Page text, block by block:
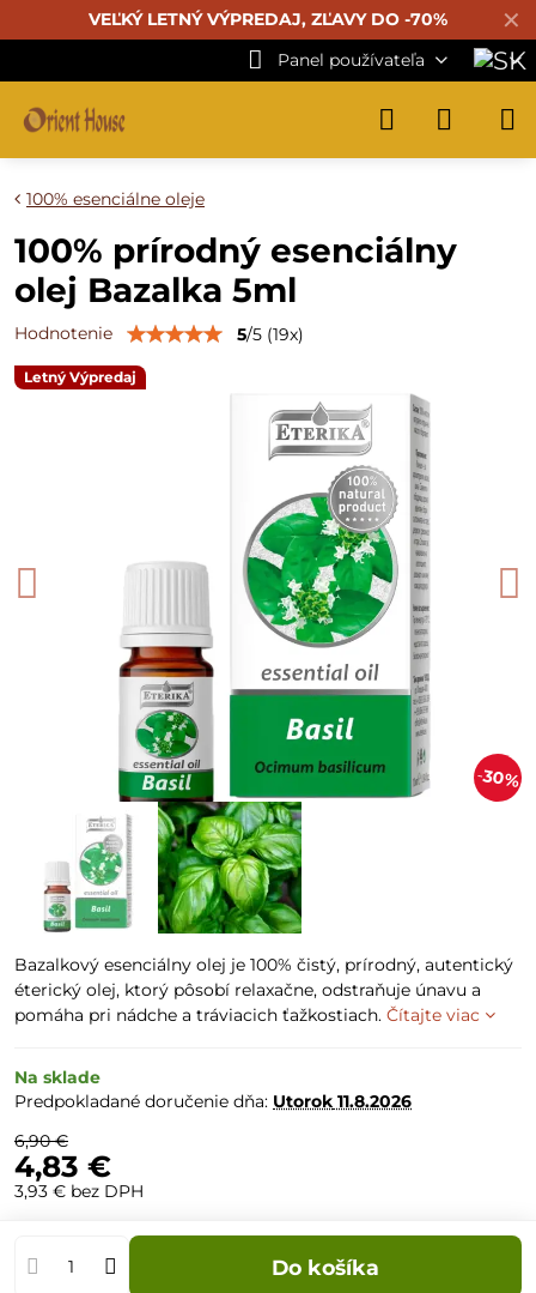
✕
VEĽKÝ LETNÝ VÝPREDAJ, ZĽAVY DO -70%
Panel používateľa
Letný Výpredaj
30%
100% esenciálne oleje
100% prírodný esenciálny
olej Bazalka 5ml
Hodnotenie 5/5 (19x)
Bazalkový esenciálny olej je 100% čistý, prírodný, autentický
éterický olej, ktorý pôsobí relaxačne, odstraňuje únavu a
pomáha pri nádche a tráviacich ťažkostiach. Čítajte viac
Na sklade
Predpokladané doručenie dňa: Utorok 11.8.2026
6,90 €
4,83 €
3,93 € bez DPH
Do košíka